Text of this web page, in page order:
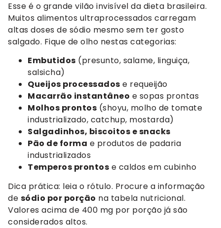
Esse é o grande vilão invisível da dieta brasileira.
Muitos alimentos ultraprocessados carregam
altas doses de sódio mesmo sem ter gosto
salgado. Fique de olho nestas categorias:
Embutidos (presunto, salame, linguiça,
salsicha)
Queijos processados e requeijão
Macarrão instantâneo e sopas prontas
Molhos prontos (shoyu, molho de tomate
industrializado, catchup, mostarda)
Salgadinhos, biscoitos e snacks
Pão de forma e produtos de padaria
industrializados
Temperos prontos e caldos em cubinho
Dica prática: leia o rótulo. Procure a informação
de sódio por porção na tabela nutricional.
Valores acima de 400 mg por porção já são
considerados altos.